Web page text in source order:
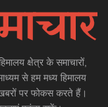
क्षेत्र के समाचारों,
से हम मध्य हिमालय
खबरों पर फोकस करते हैं।